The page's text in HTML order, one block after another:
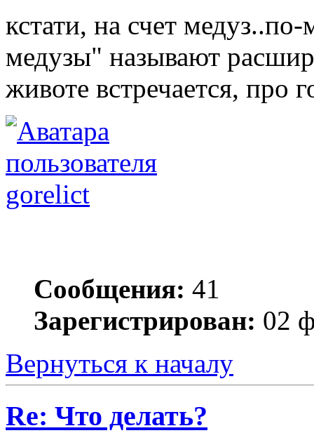
кстати, на счет
медузы" называют
животе встречается, про
gorelict
Сообщения: 41
Зарегистрирован: 02
Вернуться к началу
Re: Что делать?